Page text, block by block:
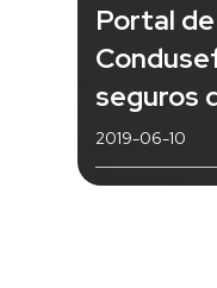
Portal
seguros
2019-06-10